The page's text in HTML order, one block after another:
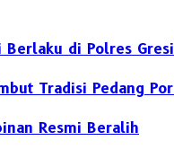
Berlaku di Polres
Tradisi Pedang
Resmi Beralih